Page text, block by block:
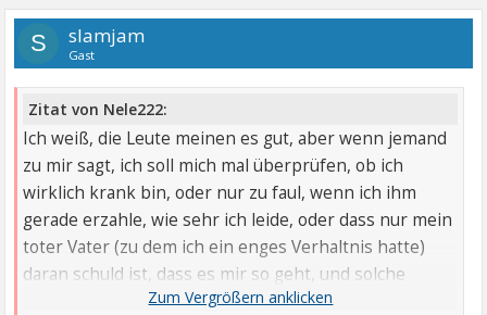
S slamjam
Gast
Zitat von Nele222:
Ich weiß, die Leute meinen es gut, aber wenn jemand
zu mir sagt, ich soll mich mal überprüfen, ob ich
wirklich krank bin, oder nur zu faul, wenn ich ihm
gerade erzahle, wie sehr ich leide, oder dass nur mein
toter Vater (zu dem ich ein enges Verhaltnis hatte)
daran schuld ist, dass es mir so geht, und solche
Sprüche von Angehörigen kommen, denke ich oft, ich